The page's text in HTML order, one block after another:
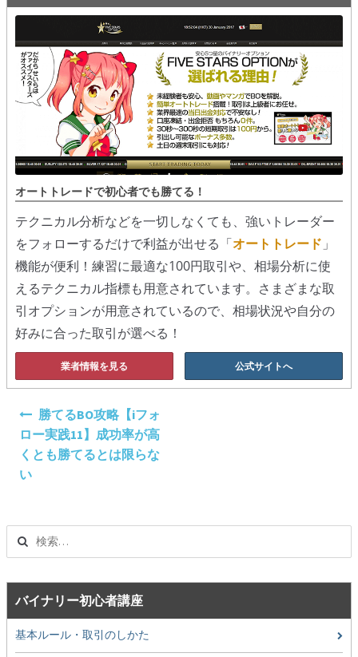
オートトレードで初心者でも勝てる！
テクニカル分析などを一切しなくても、強いトレーダー
をフォローするだけで利益が出せる「オートトレード 」
機能が便利！練習に最適な100円取引や、相場分析に使
えるテクニカル指標も用意されています。さまざまな取
引オプションが用意されているので、相場状況や自分の
好みに合った取引が選べる！
業者情報を見る 公式サイトへ
ゲ
シ
ョ
ン
勝てるBO攻略【iフォ
ロー実践11】成功率が高
くとも勝てるとは限らな
い
バイナリー初心者講座
基本ルール・取引のしかた